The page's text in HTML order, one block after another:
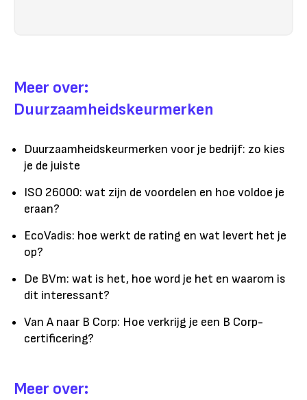
Meer over:
Duurzaamheidskeurmerken
Duurzaamheidskeurmerken voor je bedrijf: zo kies
je de juiste
ISO 26000: wat zijn de voordelen en hoe voldoe je
eraan?
EcoVadis: hoe werkt de rating en wat levert het je
op?
De BVm: wat is het, hoe word je het en waarom is
dit interessant?
Van A naar B Corp: Hoe verkrijg je een B Corp-
certificering?
Meer over: